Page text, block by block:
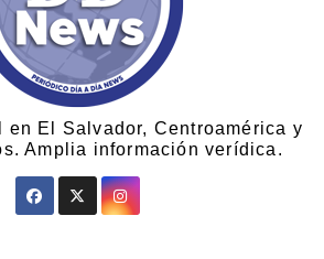
en El Salvador, Centroamérica y
Amplia información verídica.